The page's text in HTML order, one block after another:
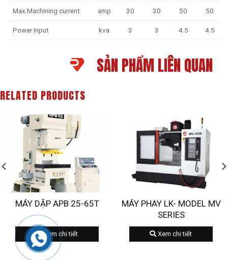
Max.Machining current amp 30 30 50 50
Power Input kva 3 3 4.5 4.5
SẢN PHẨM LIÊN QUAN
RELATED PRODUCTS
MÁY DẬP APB 25-65T
Xem chi tiết
MÁY PHAY LK- MODEL MV
SERIES
Xem chi tiết